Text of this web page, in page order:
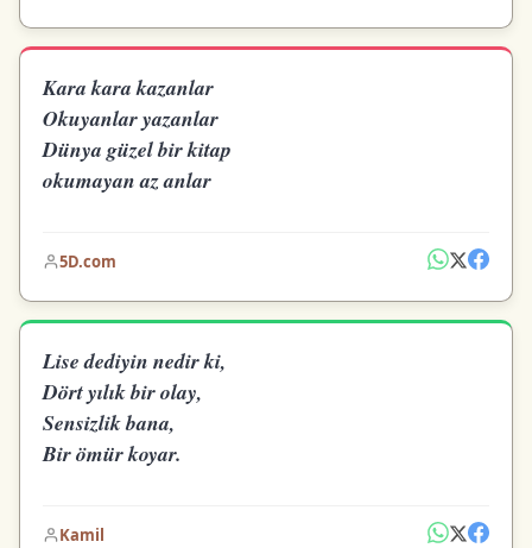
Kara kara kazanlar
Okuyanlar yazanlar
Dünya güzel bir kitap
okumayan az anlar
5D.com
Lise dediyin nedir ki,
Dört yılık bir olay,
Sensizlik bana,
Bir ömür koyar.
Kamil